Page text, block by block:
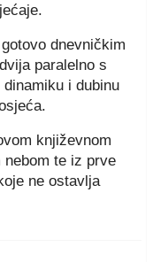
dnevničkim
paralelno s
i dubinu
književnom
te iz prve
ne ostavlja